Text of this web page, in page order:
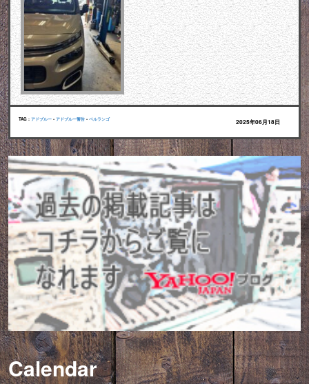
TAG : アドブルー • アドブルー警告 • ベルランゴ 2025年06月18日
Calendar